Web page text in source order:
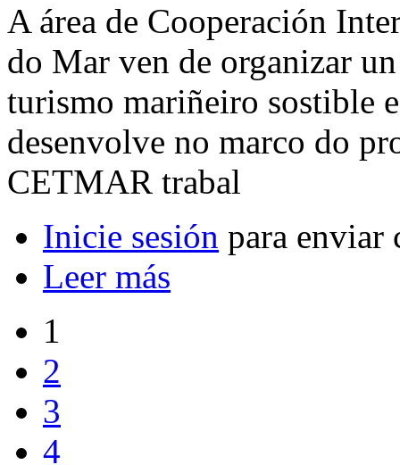
A área de Cooperación
do Mar ven de organizar
turismo mariñeiro sostible
desenvolve no marco do
CETMAR trabal
Inicie sesión para enviar
Leer más
1
2
3
4